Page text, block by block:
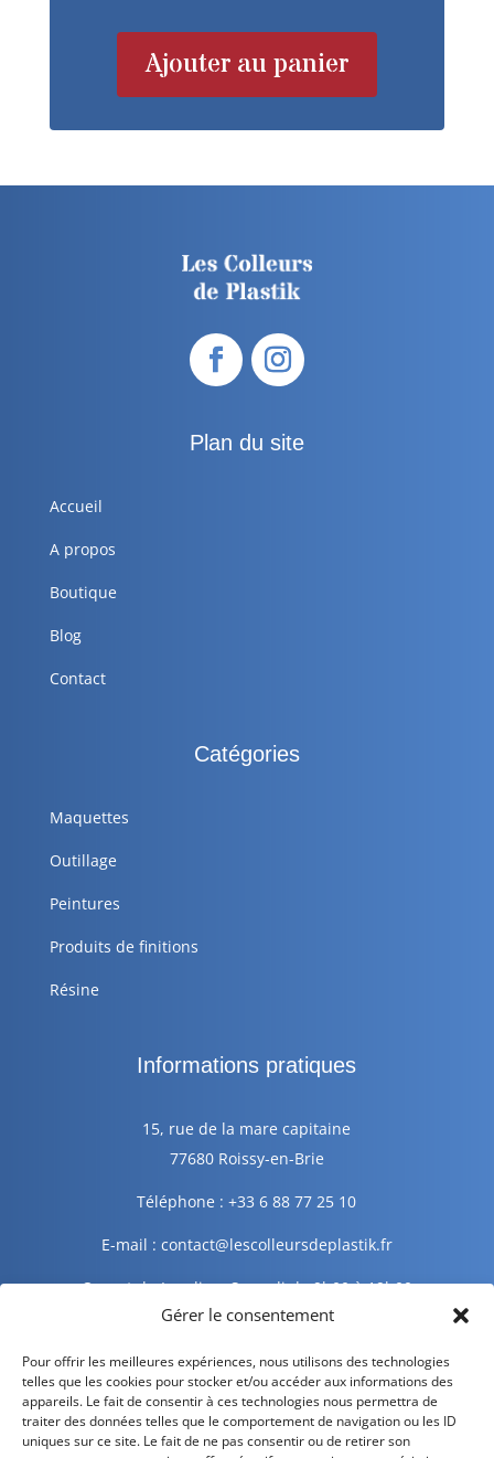
Gérer le consentement
Pour offrir les meilleures expériences, nous utilisons des technologies
telles que les cookies pour stocker et/ou accéder aux informations des
appareils. Le fait de consentir à ces technologies nous permettra de
traiter des données telles que le comportement de navigation ou les ID
uniques sur ce site. Le fait de ne pas consentir ou de retirer son
Ajouter au panier
Plan du site
Accueil
A propos
Boutique
Blog
Contact
Catégories
Maquettes
Outillage
Peintures
Produits de finitions
Résine
Informations pratiques
15, rue de la mare capitaine
77680 Roissy-en-Brie
Téléphone : +33 6 88 77 25 10
E-mail : contact@lescolleursdeplastik.fr
Ouvert du Lundi au Samedi de 9h00 à 19h00
Informations légales
Mentions légales